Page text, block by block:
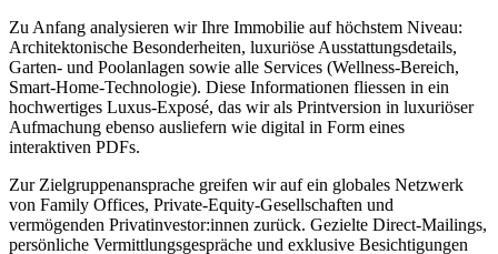
Zu Anfang analysieren wir Ihre Immobilie auf höchstem Niveau:
Architektonische Besonderheiten, luxuriöse Ausstattungsdetails,
Garten- und Poolanlagen sowie alle Services (Wellness-Bereich,
Smart-Home-Technologie). Diese Informationen fliessen in ein
hochwertiges Luxus-Exposé, das wir als Printversion in luxuriöser
Aufmachung ebenso ausliefern wie digital in Form eines
interaktiven PDFs.
Zur Zielgruppenansprache greifen wir auf ein globales Netzwerk
von Family Offices, Private-Equity-Gesellschaften und
vermögenden Privatinvestor:innen zurück. Gezielte Direct-Mailings,
persönliche Vermittlungsgespräche und exklusive Besichtigungen